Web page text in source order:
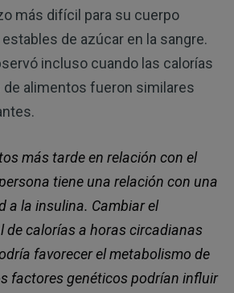
más difícil para su cuerpo
de azúcar en la sangre.
incluso cuando las calorías
alimentos fueron similares
más tarde en relación con el
tiene una relación con una
a la insulina. Cambiar el
de calorías a horas circadianas
favorecer el metabolismo de
factores genéticos podrían influir